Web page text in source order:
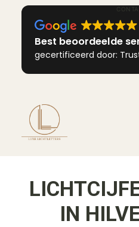
Best beoordeelde
gecertificeerd door:
IN